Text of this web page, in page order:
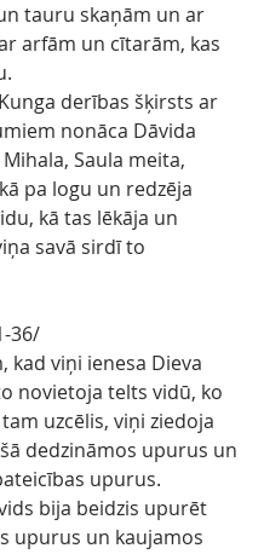
tauru skaņām un ar
arfām un cītarām, kas
derības šķirsts ar
nonāca Dāvida
Saula meita,
pa logu un redzēja
kā tas lēkāja un
savā sirdī to
36/
kad viņi ienesa Dieva
novietoja telts vidū, ko
uzcēlis, viņi ziedoja
dedzināmos upurus un
upurus.
bija beidzis upurēt
upurus un kaujamos